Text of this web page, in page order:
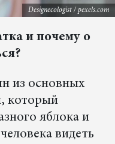
Designecologist / pexels.com
и почему о
из основных
который
яблока и
видеть